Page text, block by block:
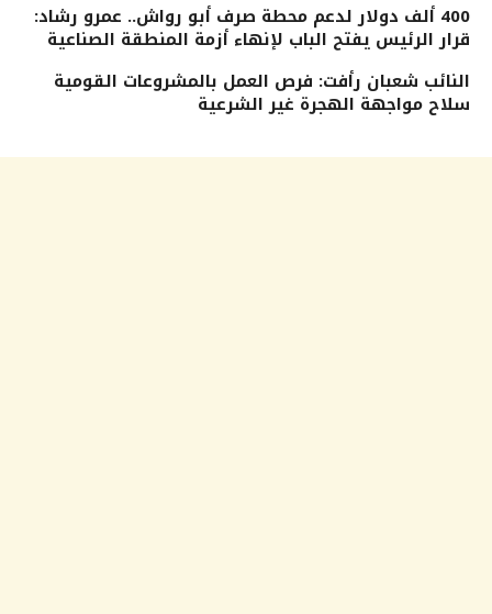
400 ألف دولار لدعم محطة صرف أبو رواش.. عمرو رشاد:
قرار الرئيس يفتح الباب لإنهاء أزمة المنطقة الصناعية
النائب شعبان رأفت: فرص العمل بالمشروعات القومية
سلاح مواجهة الهجرة غير الشرعية